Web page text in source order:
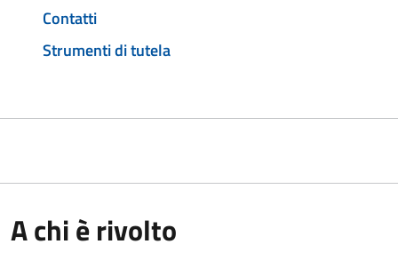
Contatti
Strumenti di tutela
A chi è rivolto